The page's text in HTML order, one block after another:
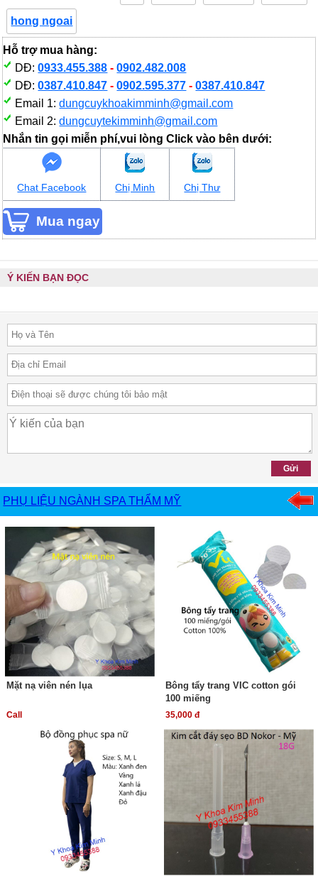
hong ngoai
Hỗ trợ mua hàng:
DĐ:0933.455.388 -0902.482.008
DĐ:0387.410.847 -0902.595.377 -0387.410.847
Email 1:dungcuykhoakimminh@gmail.com
Email 2:dungcuytekimminh@gmail.com
Nhắn tin gọi miễn phí,vui lòng Click vào bên dưới:
Chat Facebook Chị Minh Chị Thư
Ý KIẾN BẠN ĐỌC
PHỤ LIỆU NGÀNH SPA THẨM MỸ
Mặt nạ viên nén lụa
Call
Bông tẩy trang VIC cotton gói
100 miếng
35,000 đ